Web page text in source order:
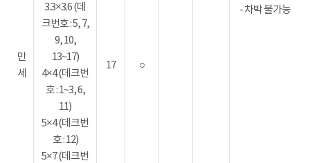
- 차박 불가능
만
세
3.3×3.6 (데
크번호 : 5, 7,
9, 10,
13~17)
4×4 (데크번
호 : 1~3, 6,
11)
5×4 (데크번
호 : 12)
5×7 (데크번
17 ○